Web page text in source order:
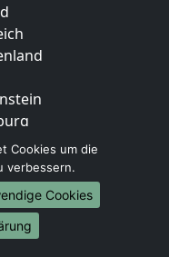
Cookies um die
verbessern.
Cookies